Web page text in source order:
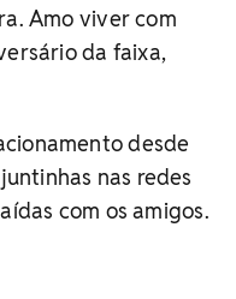
Amo viver com
da faixa,
desde
nas redes
com os amigos.